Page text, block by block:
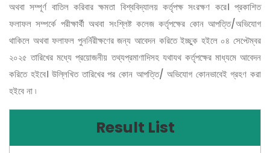
অথবা সম্পূর্ণ বাতিল করিবার ক্ষমতা বিশ্ববিদ্যালয় কর্তৃপক্ষ সংরক্ষণ করে। প্রকাশিত
ফলাফল সম্পর্কে পরীক্ষার্থী অথবা সংশ্লিষ্ট কলেজ কর্তৃপক্ষের কোন আপত্তি/অভিযোগ
থাকিলে অথবা ফলাফল পুনর্নিরীক্ষণের জন্য আবেদন করিতে ইচ্ছুক হইলে ০৪ সেপ্টেম্বর
২০২৫ তারিখের মধ্যে প্রয়োজনীয় তথ্যপ্রমাণাদিসহ যথাযথ কর্তৃপক্ষের মাধ্যমে আবেদন
করিতে হইবে। উল্লিখিত তারিখের পর কোন আপত্তি/ অভিযোগ কোনভাবেই গ্রহণ করা
হইবে না ৷
Result List